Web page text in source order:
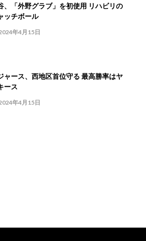
、「外野グラブ」を初使用 リハビリの
ッチボール
年4月15日
ャース、西地区首位守る 最高勝率はヤ
ース
年4月15日